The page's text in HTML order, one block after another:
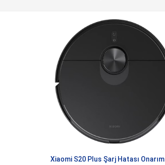
Xiaomi S20 Plus Şarj Hatası Onarım